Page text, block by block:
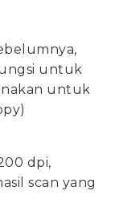
untuk
untuk
dpi,
scan yang